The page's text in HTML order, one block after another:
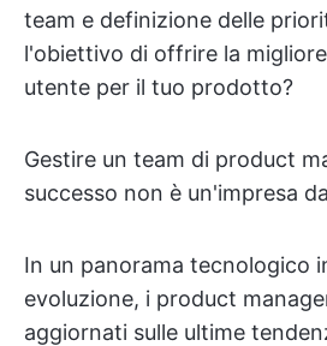
team e definizione delle
l'obiettivo di offrire la
utente per il tuo prodotto?
Gestire un team di product
successo non è un'impresa
In un panorama tecnologico
evoluzione, i product
aggiornati sulle ultime